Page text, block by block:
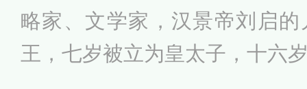
略家、文学家，汉景帝刘启
王，七岁被立为皇太子，十六